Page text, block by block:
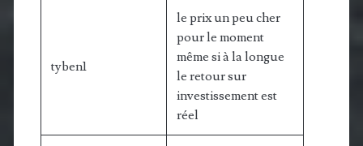
tyben1
le prix un peu cher
pour le moment
même si à la longue
le retour sur
investissement est
réel